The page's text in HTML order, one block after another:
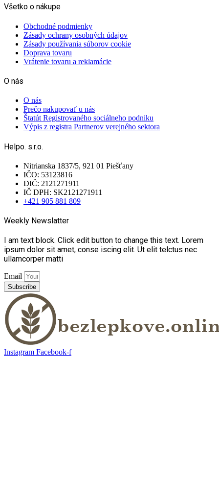
Všetko o nákupe
Obchodné podmienky
Zásady ochrany osobných údajov
Zásady používania súborov cookie
Doprava tovaru
Vrátenie tovaru a reklamácie
O nás
O nás
Prečo nakupovať u nás
Štatút Registrovaného sociálneho podniku
Výpis z registra Partnerov verejného sektora
Helpo. s.r.o.
Nitrianska 1837/5, 921 01 Piešťany
IČO: 53123816
DIČ: 2121271911
IČ DPH: SK2121271911
+421 905 881 809
Weekly Newslatter
I am text block. Click edit button to change this text. Lorem
ipsum dolor sit amet, conse iscing elit. Ut elit telctus nec
ullamcorper matti
Email
Subscribe
Instagram Facebook-f